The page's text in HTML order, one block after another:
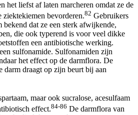
het liefst af laten marcheren omdat ze de
ziektekiemen bevorderen.82 Gebruikers
bekend dat ze een sterk afwijkende,
die ook typerend is voor veel dikke
een antibiotische werking.
sulfonamide. Sulfonamiden zijn
het effect op de darmflora. De
darm draagt op zijn beurt bij aan
maar ook sucralose, acesulfaam
effect.84-86 De darmflora van